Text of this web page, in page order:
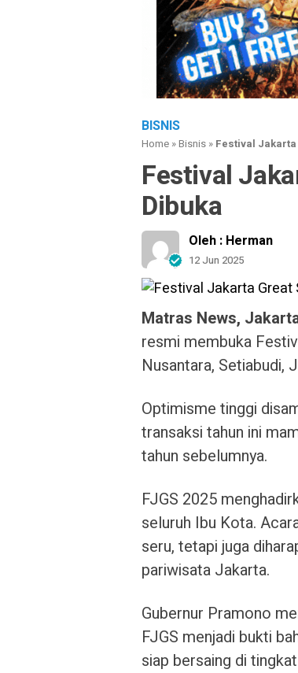
BISNIS
Home »Bisnis » Festival Jakarta
Festival
Dibuka
Oleh : Herman
12 Jun 2025
Matras News,
resmi membuka
Nusantara, Setiabudi,
Optimisme tinggi
transaksi tahun ini
tahun sebelumnya.
FJGS 2025
seluruh Ibu Kota.
seru, tetapi juga
pariwisata Jakarta.
Gubernur Pramono
FJGS menjadi bukti
siap bersaing di